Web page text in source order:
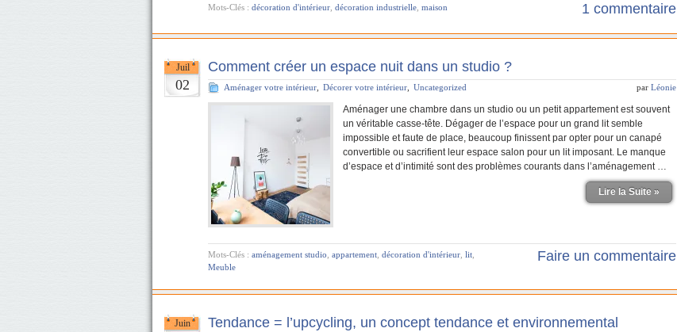
Mots-Clés : décoration d'intérieur décoration industrielle maison 1 commentaire
Juil
02
Comment créer un espace nuit dans un studio ?
Aménager votre intérieur Décorer votre intérieur Uncategorized par Léonie
Aménager une chambre dans un studio ou un petit appartement est souvent
un véritable casse-tête. Dégager de l’espace pour un grand lit semble
impossible et faute de place, beaucoup finissent par opter pour un canapé
convertible ou sacrifient leur espace salon pour un lit imposant. Le manque
d’espace et d’intimité sont des problèmes courants dans l’aménagement …
Lire la Suite »
Mots-Clés : aménagement studio appartement décoration d'intérieur lit
Meuble
Faire un commentaire
Juin Tendance = l’upcycling, un concept tendance et environnemental